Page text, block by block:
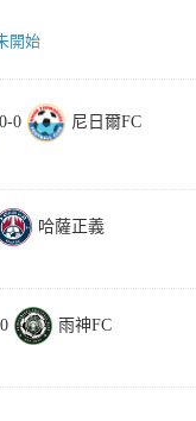
開始
0-0 尼日爾FC
哈薩正義
0
雨神FC